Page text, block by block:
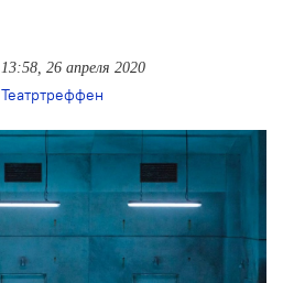
13:58, 26 апреля 2020
Театртреффен